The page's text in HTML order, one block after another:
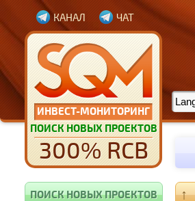
ИНВЕСТ-МОНИТОРИНГ
ПОИСК НОВЫХ ПРОЕКТОВ
300% RCB
КАНАЛ ЧАТ
ПОИСК НОВЫХ ПРОЕКТОВ ↑